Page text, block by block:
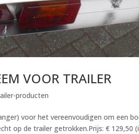
VOOR TRAILER
producten
voor het vereenvoudigen om een
op de trailer getrokken.Prijs: € 129,50